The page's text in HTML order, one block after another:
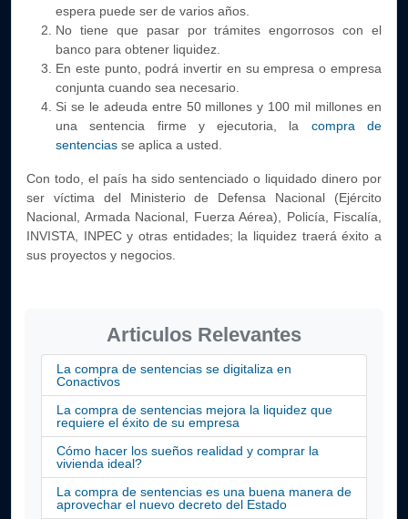
espera puede ser de varios años.
No tiene que pasar por trámites engorrosos con el
banco para obtener liquidez.
En este punto, podrá invertir en su empresa o empresa
conjunta cuando sea necesario.
Si se le adeuda entre 50 millones y 100 mil millones en
una sentencia firme y ejecutoria, la compra de
sentencias se aplica a usted.
Con todo, el país ha sido sentenciado o liquidado dinero por
ser víctima del Ministerio de Defensa Nacional (Ejército
Nacional, Armada Nacional, Fuerza Aérea), Policía, Fiscalía,
INVISTA, INPEC y otras entidades; la liquidez traerá éxito a
sus proyectos y negocios.
Articulos Relevantes
La compra de sentencias se digitaliza en
Conactivos
La compra de sentencias mejora la liquidez que
requiere el éxito de su empresa
Cómo hacer los sueños realidad y comprar la
vivienda ideal?
La compra de sentencias es una buena manera de
aprovechar el nuevo decreto del Estado